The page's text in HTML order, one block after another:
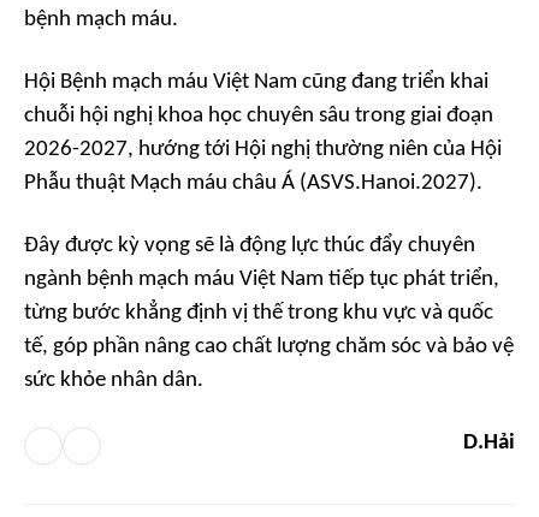
bệnh mạch máu.
Hội Bệnh mạch máu Việt Nam cũng đang triển khai
chuỗi hội nghị khoa học chuyên sâu trong giai đoạn
2026-2027, hướng tới Hội nghị thường niên của Hội
Phẫu thuật Mạch máu châu Á (ASVS.Hanoi.2027).
Đây được kỳ vọng sẽ là động lực thúc đẩy chuyên
ngành bệnh mạch máu Việt Nam tiếp tục phát triển,
từng bước khẳng định vị thế trong khu vực và quốc
tế, góp phần nâng cao chất lượng chăm sóc và bảo vệ
sức khỏe nhân dân.
D.Hải